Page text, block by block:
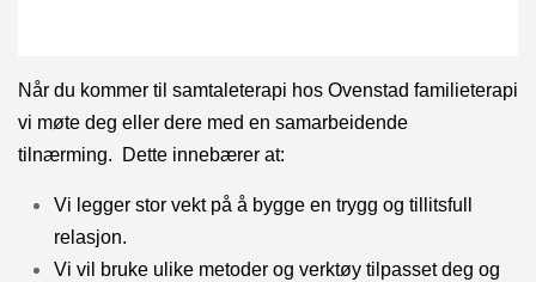
Når du kommer til samtaleterapi hos Ovenstad familieterapi
vi møte deg eller dere med en samarbeidende
tilnærming. Dette innebærer at:
Vi legger stor vekt på å bygge en trygg og tillitsfull
relasjon.
Vi vil bruke ulike metoder og verktøy tilpasset deg og